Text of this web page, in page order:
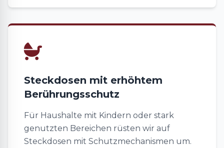
Steckdosen mit erhöhtem
Berührungsschutz
Für Haushalte mit Kindern oder stark
genutzten Bereichen rüsten wir auf
Steckdosen mit Schutzmechanismen um.